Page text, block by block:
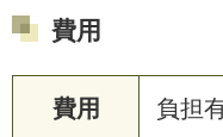
費用
費用 負担